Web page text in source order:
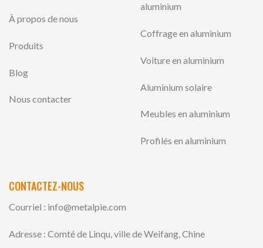
À propos de nous
Produits
Blog
Nous contacter
aluminium
Coffrage en aluminium
Voiture en aluminium
Aluminium solaire
Meubles en aluminium
Profilés en aluminium
CONTACTEZ-NOUS
Courriel : info@metalpie.com
Adresse : Comté de Linqu, ville de Weifang, Chine